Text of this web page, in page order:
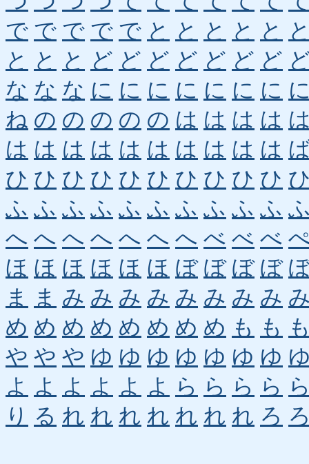
で で で で で と と と と と
と と と ど ど ど ど ど ど ど
な な な に に に に に に に
ね の の の の の は は は は
は は は は は は は は は は
ひ ひ ひ ひ ひ ひ ひ ひ ひ ひ
ふ ふ ふ ふ ふ ふ ふ ふ ふ ふ
へ へ へ へ へ へ へ べ べ べ
ほ ほ ほ ほ ほ ほ ぼ ぼ ぼ ぼ
ま
ま み み み み み み み み
め め め め め め め め も も
や や や ゆ ゆ ゆ ゆ ゆ ゆ ゆ
よ よ よ よ よ よ ら ら ら ら
り る れ れ れ れ れ れ れ ろ